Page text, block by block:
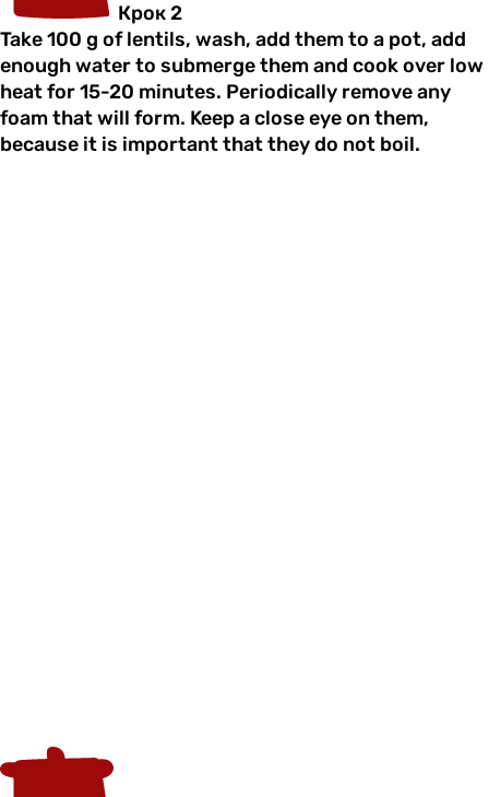
Крок 2
Take 100 g of lentils, wash, add them to a pot, add
enough water to submerge them and cook over low
heat for 15-20 minutes. Periodically remove any
foam that will form. Keep a close eye on them,
because it is important that they do not boil.